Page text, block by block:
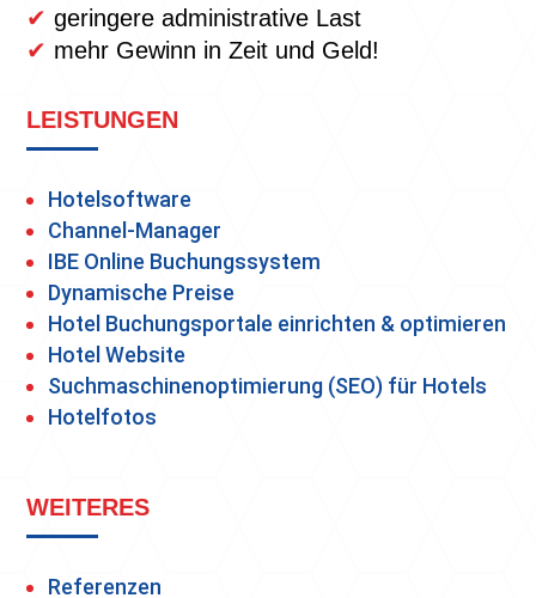
✔ geringere administrative Last
✔ mehr Gewinn in Zeit und Geld!
LEISTUNGEN
Hotelsoftware
Channel-Manager
IBE Online Buchungssystem
Dynamische Preise
Hotel Buchungsportale einrichten & optimieren
Hotel Website
Suchmaschinenoptimierung (SEO) für Hotels
Hotelfotos
WEITERES
Referenzen